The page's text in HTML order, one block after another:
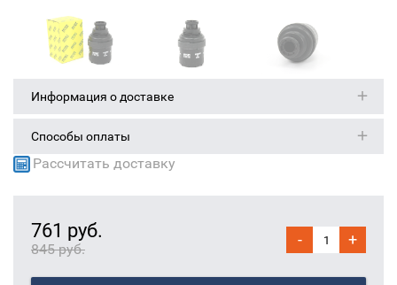
Информация о доставке
Способы оплаты
Рассчитать доставку
761 руб.
845 руб.
- +